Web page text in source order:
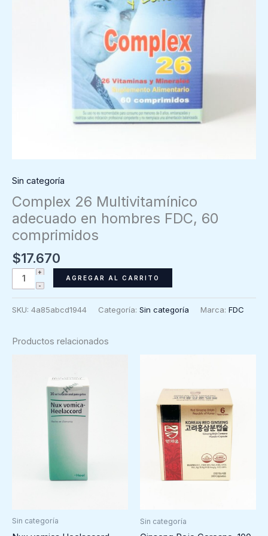
Sin categoría
Complex 26 Multivitamínico
adecuado en hombres FDC, 60
comprimidos
$17.670
Complex
26
hombres
comprimidos
AGREGAR AL CARRITO
SKU: 4a85abcd1944 Categoría: Sin categoría Marca: FDC
Productos relacionados
Sin categoría Sin categoría